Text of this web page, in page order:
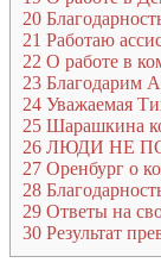
20
21 Работаю
22 О работе в
23 Благодарим
24 Уважаемая
25 Шарашкина
26 ЛЮДИ НЕ
27 Оренбург о
28
29 Ответы на
30 Результат